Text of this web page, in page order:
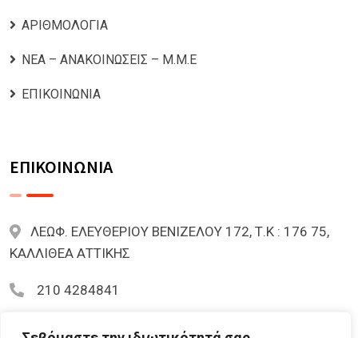
ΑΡΙΘΜΟΛΟΓΙΑ
ΝΕΑ – ΑΝΑΚΟΙΝΩΣΕΙΣ – Μ.Μ.Ε
ΕΠΙΚΟΙΝΩΝΙΑ
ΕΠΙΚΟΙΝΩΝΙΑ
ΛΕΩΦ. ΕΛΕΥΘΕΡΙΟΥ ΒΕΝΙΖΕΛΟΥ 172, Τ.Κ : 176 75,
ΚΑΛΛΙΘΕΑ ΑΤΤΙΚΗΣ
210 4284841
mariazoi.powernumbers@gmail.com